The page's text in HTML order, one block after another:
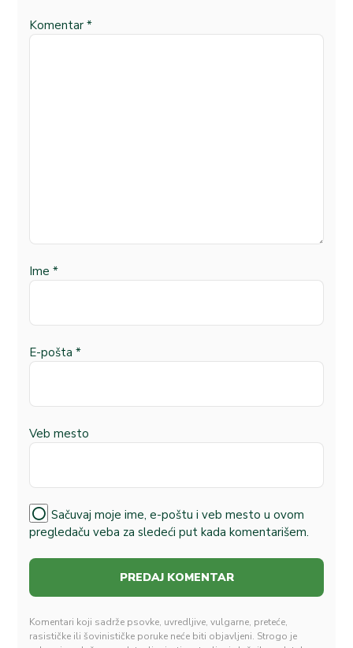
Komentar *
Ime *
E-pošta *
Veb mesto
Sačuvaj moje ime, e-poštu i veb mesto u ovom
pregledaču veba za sledeći put kada komentarišem.
Komentari koji sadrže psovke, uvredljive, vulgarne, preteće,
rasističke ili šovinističke poruke neće biti objavljeni. Strogo je